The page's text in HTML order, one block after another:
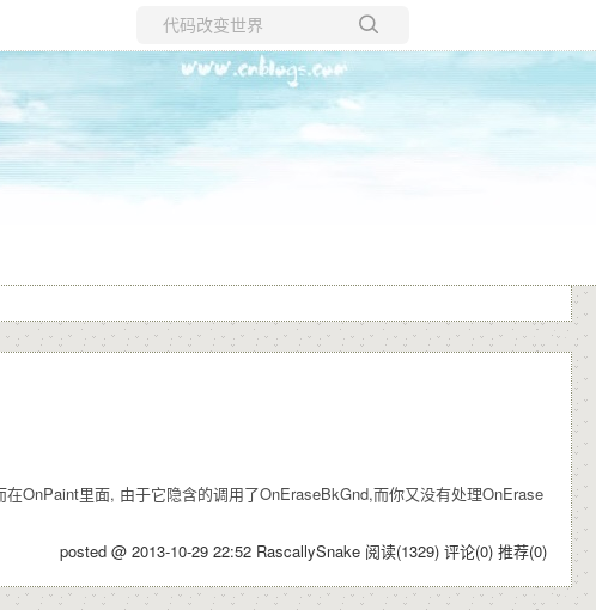
所有博客
当前博客
OnPaint里面, 由于它隐含的调用了OnEraseBkGnd,而你又没有处理OnErase
posted @ 2013-10-29 22:52 RascallySnake 阅读(1329) 评论(0) 推荐(0)